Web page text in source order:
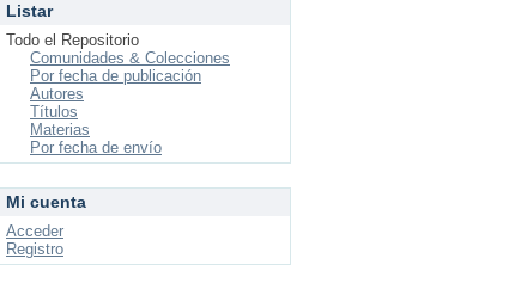
Listar
Todo el Repositorio
Comunidades & Colecciones
Por fecha de publicación
Autores
Títulos
Materias
Por fecha de envío
Mi cuenta
Acceder
Registro